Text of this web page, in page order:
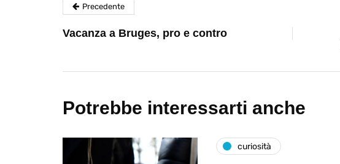
Precedente
Vacanza a Bruges, pro e contro
Potrebbe interessarti anche
curiosità